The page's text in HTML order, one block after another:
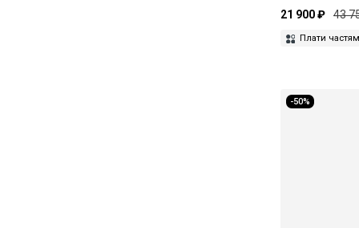
21 900 ₽ 43
Плати
-50%